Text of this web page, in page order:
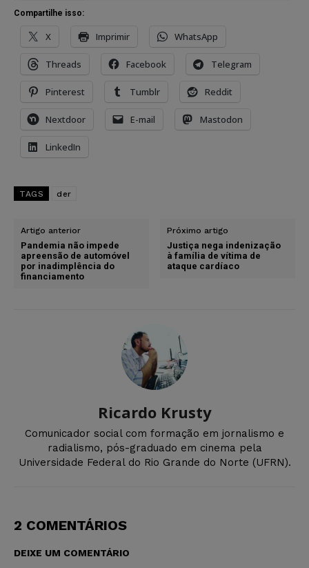
Compartilhe isso:
X Imprimir WhatsApp
Threads Facebook Telegram
Pinterest Tumblr Reddit
Nextdoor E-mail Mastodon
LinkedIn
TAGS der
Artigo anterior
Pandemia não impede
apreensão de automóvel
por inadimplência do
financiamento
Próximo artigo
Justiça nega indenização
à família de vítima de
ataque cardíaco
Ricardo Krusty
Comunicador social com formação em jornalismo e
radialismo, pós-graduado em cinema pela
Universidade Federal do Rio Grande do Norte (UFRN).
2 COMENTÁRIOS
DEIXE UM COMENTÁRIO